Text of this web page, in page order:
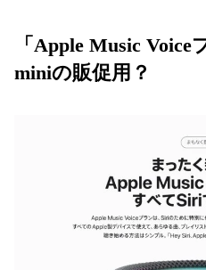
「Apple Music
miniの販促用？